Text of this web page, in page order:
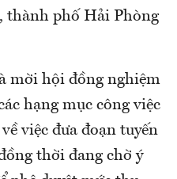
thành phố Hải Phòng
mời hội đồng nghiệm
hạng mục công việc
việc đưa đoạn tuyến
thời đang chờ ý